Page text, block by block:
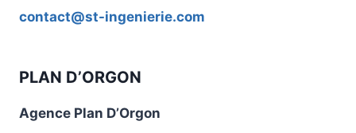
contact@st-ingenierie.com
PLAN D’ORGON
Agence Plan D’Orgon